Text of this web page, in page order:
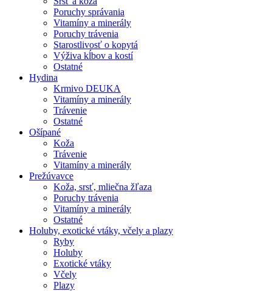
Poruchy správania
Vitamíny a minerály
Poruchy trávenia
Starostlivosť o kopytá
Výživa kĺbov a kostí
Ostatné
Hydina
Krmivo DEUKA
Vitamíny a minerály
Trávenie
Ostatné
Ošípané
Koža
Trávenie
Vitamíny a minerály
Prežúvavce
Koža, srsť, mliečna žľaza
Poruchy trávenia
Vitamíny a minerály
Ostatné
Holuby, exotické vtáky, včely a plazy
Ryby
Holuby
Exotické vtáky
Včely
Plazy